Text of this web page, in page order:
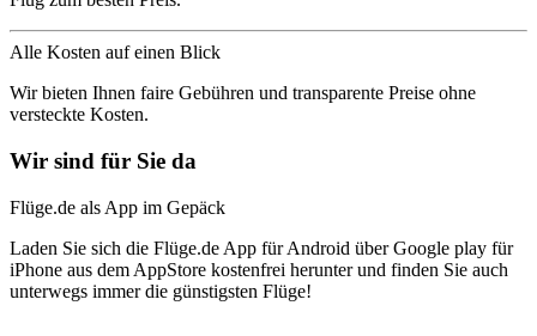
Alle Kosten auf einen Blick
Wir bieten Ihnen faire Gebühren und transparente Preise ohne
versteckte Kosten.
Wir sind für Sie da
Flüge.de als App im Gepäck
Laden Sie sich die Flüge.de App für Android über Google play für
iPhone aus dem AppStore kostenfrei herunter und finden Sie auch
unterwegs immer die günstigsten Flüge!